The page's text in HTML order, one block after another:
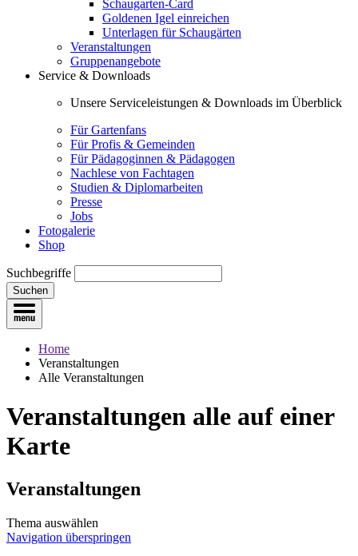
Schaugarten-Card
Goldenen Igel einreichen
Unterlagen für Schaugärten
Veranstaltungen
Gruppenangebote
Service & Downloads
Unsere Serviceleistungen & Downloads im Überblick
Für Gartenfans
Für Profis & Gemeinden
Für Pädagoginnen & Pädagogen
Nachlese von Fachtagen
Studien & Diplomarbeiten
Presse
Jobs
Fotogalerie
Shop
Suchbegriffe
Suchen
Home
Veranstaltungen
Alle Veranstaltungen
Veranstaltungen alle auf einer
Karte
Veranstaltungen
Thema auswählen
Navigation überspringen